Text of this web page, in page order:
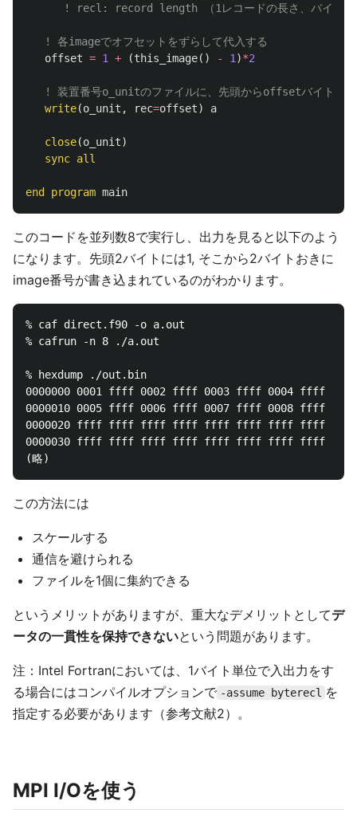
! recl: record length （1レコードの長さ、バイナリ
! 各imageでオフセットをずらして代入する
offset = 1 + (this_image() - 1 )*2
! 装置番号o_unitのファイルに、先頭からoffsetバイトずら
write(o_unit , rec=offset) a
close(o_unit)
sync all
end program main
このコードを並列数8で実行し、出力を見ると以下のよう
になります。先頭2バイトには1, そこから2バイトおきに
image番号が書き込まれているのがわかります。
% caf direct.f90 -o a.out
% cafrun -n 8 ./a.out
% hexdump ./out.bin
0000000 0001 ffff 0002 ffff 0003 ffff 0004 ffff
0000010 0005 ffff 0006 ffff 0007 ffff 0008 ffff
0000020 ffff ffff ffff ffff ffff ffff ffff ffff
0000030 ffff ffff ffff ffff ffff ffff ffff ffff
この方法には
スケールする
通信を避けられる
ファイルを1個に集約できる
というメリットがありますが、重大なデメリットとしてデ
ータの一貫性を保持できないという問題があります。
注：Intel Fortranにおいては、1バイト単位で入出力をす
る場合にはコンパイルオプションで -assume byterecl を
指定する必要があります（参考文献2）。
MPI I/Oを使う